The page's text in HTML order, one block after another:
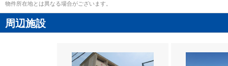
物件所在地とは異なる場合がございます。
周辺施設